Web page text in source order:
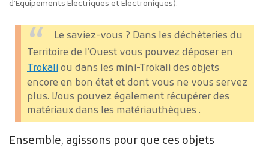
d’Équipements Électriques et Électroniques).
Le saviez-vous ? Dans les déchèteries du
Territoire de l’Ouest vous pouvez déposer en
Trokali ou dans les mini-Trokali des objets
encore en bon état et dont vous ne vous servez
plus. Vous pouvez également récupérer des
matériaux dans les matériauthèques .
Ensemble, agissons pour que ces objets